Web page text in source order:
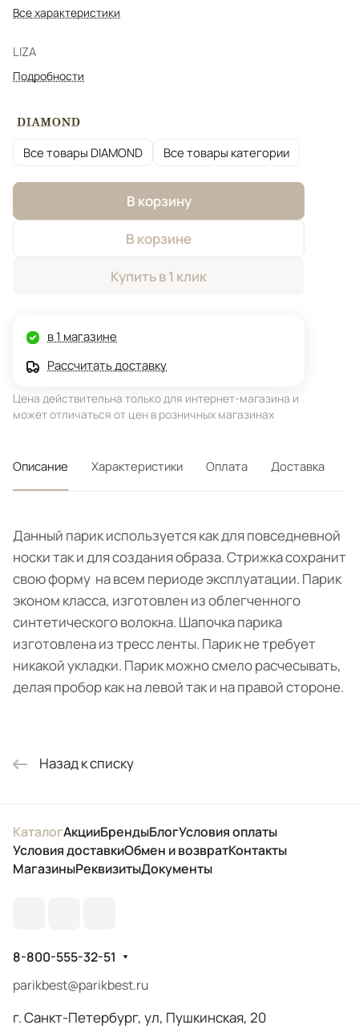
Все характеристики
LIZA
Подробности
Все товары DIAMOND Все товары категории
В корзину
В корзине
Купить в 1 клик
в 1 магазине
Рассчитать доставку
Цена действительна только для интернет-магазина и
может отличаться от цен в розничных магазинах
Описание Характеристики Оплата Доставка
Данный парик используется как для повседневной
носки так и для создания образа. Стрижка сохранит
свою форму на всем периоде эксплуатации. Парик
эконом класса, изготовлен из облегченного
синтетического волокна. Шапочка парика
изготовлена из тресс ленты. Парик не требует
никакой укладки. Парик можно смело расчесывать,
делая пробор как на левой так и на правой стороне.
Назад к списку
КаталогАкцииБрендыБлогУсловия оплаты
Условия доставкиОбмен и возвратКонтакты
МагазиныРеквизитыДокументы
8-800-555-32-51
parikbest@parikbest.ru
г. Санкт-Петербург, ул, Пушкинская, 20